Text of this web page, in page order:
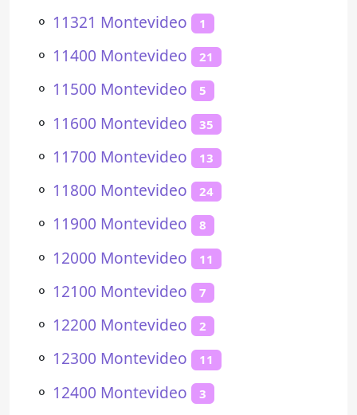
⚬ 11321 Montevideo 1
⚬ 11400 Montevideo 21
⚬ 11500 Montevideo 5
⚬ 11600 Montevideo 35
⚬ 11700 Montevideo 13
⚬ 11800 Montevideo 24
⚬ 11900 Montevideo 8
⚬ 12000 Montevideo 11
⚬ 12100 Montevideo 7
⚬ 12200 Montevideo 2
⚬ 12300 Montevideo 11
⚬ 12400 Montevideo 3